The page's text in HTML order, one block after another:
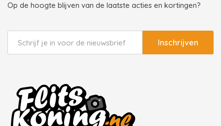
Op de hoogte blijven van de laatste acties en kortingen?
Inschrijven